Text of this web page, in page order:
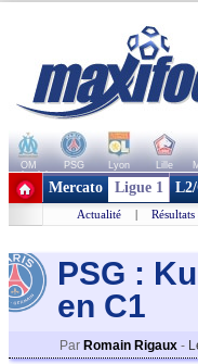
OM PSG Lyon Lille
+ de clubs
Mercato Ligue 1 L2/
Actualité |
PSG :
en C1
Par Romain Rigaux -